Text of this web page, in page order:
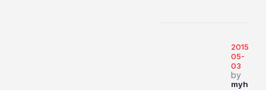
2015-
05-
03
by